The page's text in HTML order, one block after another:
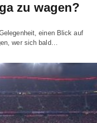
zu wagen?
einen Blick auf
wer sich bald…